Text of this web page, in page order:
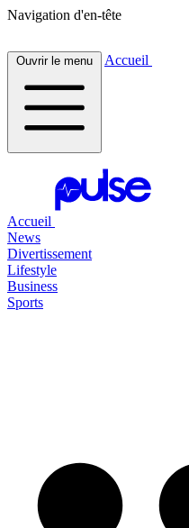
Navigation d'en-tête
Ouvrir le menu Accueil
Accueil
News
Divertissement
Lifestyle
Business
Sports